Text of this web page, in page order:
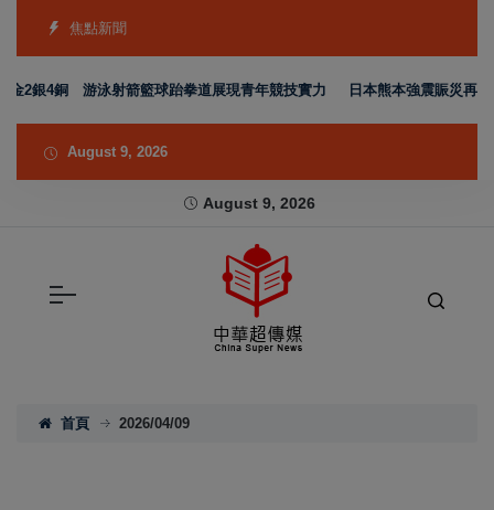
焦點新聞
4銅 游泳射箭籃球跆拳道展現青年競技實力 日本熊本強震賑災再獲支持
August 9, 2026
August 9, 2026
首頁 2026/04/09